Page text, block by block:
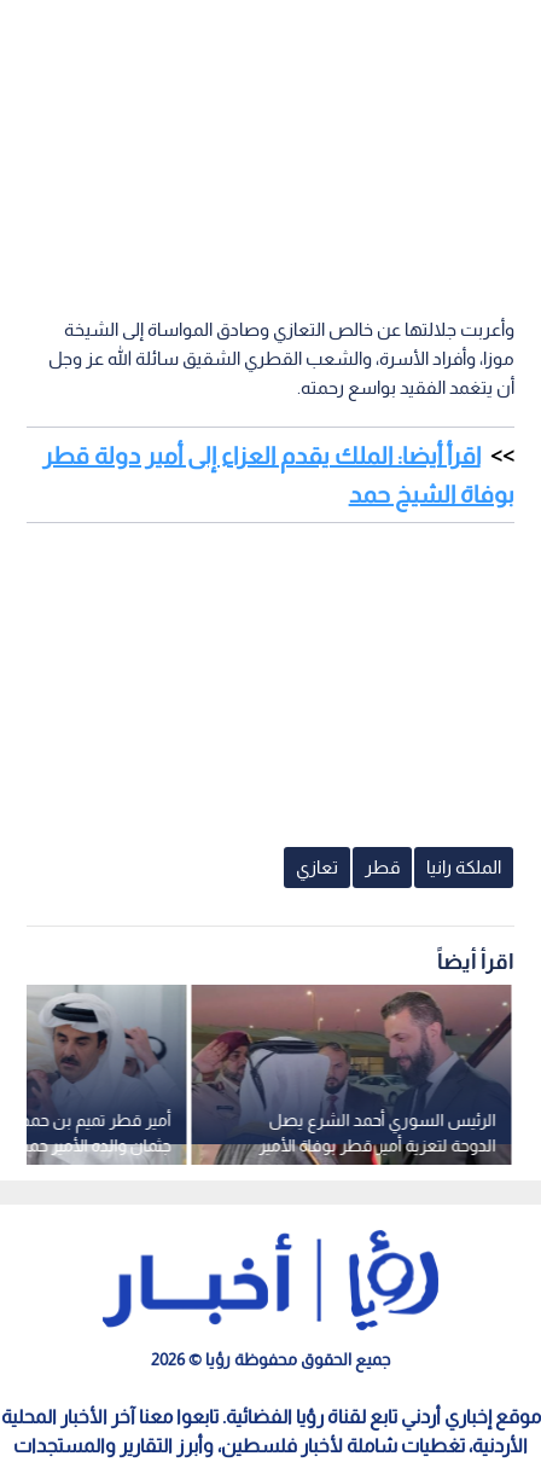
وأعربت جلالتها عن خالص التعازي وصادق المواساة إلى الشيخة
موزا، وأفراد الأسرة، والشعب القطري الشقيق سائلة الله عز وجل
أن يتغمد الفقيد بواسع رحمته.
اقرأ أيضا: الملك يقدم العزاء إلى أمير دولة قطر
بوفاة الشيخ حمد
الملكة رانيا قطر تعازي
اقرأ أيضاً
أمير قطر تميم بن حمد
جثمان والده الأمير حمد
ثاني.. فيديو
الرئيس السوري أحمد الشرع يصل
الدوحة لتعزية أمير قطر بوفاة الأمير
الوالد
جميع الحقوق محفوظة رؤيا © 2026
موقع إخباري أردني تابع لقناة رؤيا الفضائية. تابعوا معنا آخر الأخبار المحلية
الأردنية، تغطيات شاملة لأخبار فلسطين، وأبرز التقارير والمستجدات